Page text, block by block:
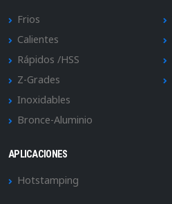
Frios
Calientes
Rápidos /HSS
Z-Grades
Inoxidables
Bronce-Aluminio
APLICACIONES
Hotstamping